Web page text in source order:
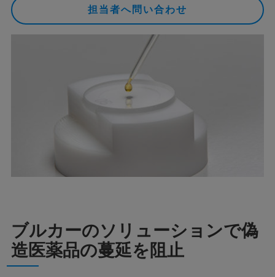
担当者へ問い合わせ
ブルカーのソリューションで偽
造医薬品の蔓延を阻止